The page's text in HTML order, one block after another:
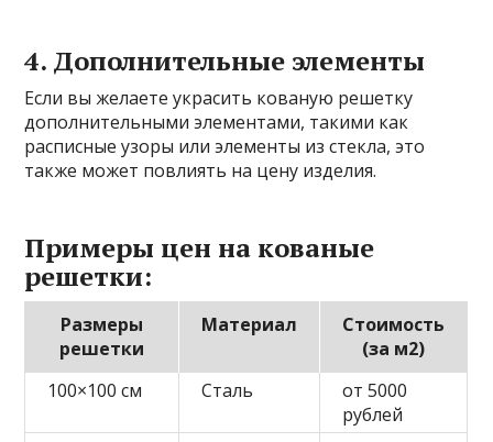
4. Дополнительные элементы
Если вы желаете украсить кованую решетку
дополнительными элементами, такими как
расписные узоры или элементы из стекла, это
также может повлиять на цену изделия.
Примеры цен на кованые
решетки:
Размеры
решетки
Материал
Стоимость
(за м2)
100×100 см
Сталь
от 5000
рублей